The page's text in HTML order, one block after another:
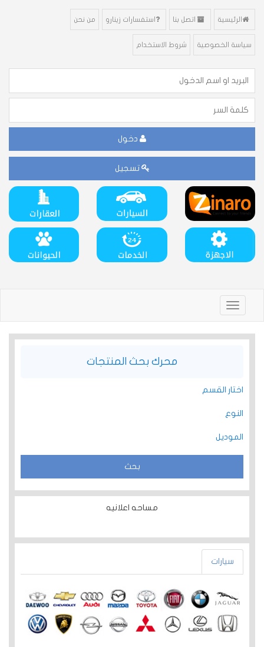
الرئيسية اتصل بنا استفسارات زينارو من نحن
سياسة الخصوصية شروط الاستخدام
دخول
تسجيل
Toggle
navigation
محرك بحث المنتجات
اختار القسم
النوع
الموديل
مساحه اعلانيه
سيارات